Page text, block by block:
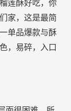
莲酥好吃，你
家，这是最简
单品爆款与酥
，易碎，入口